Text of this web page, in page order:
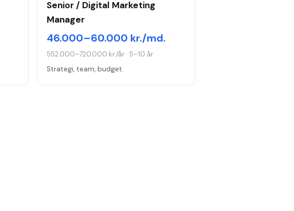
Senior / Digital Marketing
Manager
46.000–60.000 kr./md.
552.000–720.000 kr./år ·5–10 år
Strategi, team, budget.